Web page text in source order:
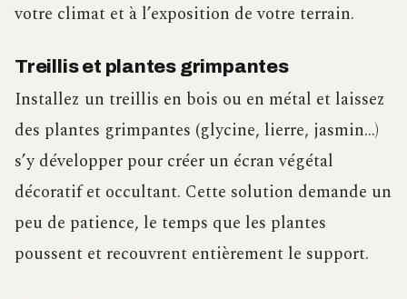
votre climat et à l’exposition de votre terrain.
Treillis et plantes grimpantes
Installez un treillis en bois ou en métal et laissez
des plantes grimpantes (glycine, lierre, jasmin…)
s’y développer pour créer un écran végétal
décoratif et occultant. Cette solution demande un
peu de patience, le temps que les plantes
poussent et recouvrent entièrement le support.